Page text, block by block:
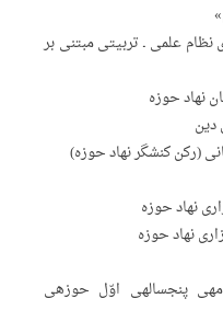
علمی ـ تربیتی مبتنی بر
نهاد حوزه
(رکن کنشگر نهاد حوزه)
نهاد حوزه
نهاد حوزه
پنج‏ساله‏ی اوّل حوزه‏ی